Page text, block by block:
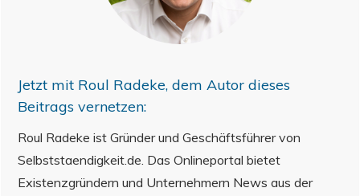
Jetzt mit Roul Radeke, dem Autor dieses
Beitrags vernetzen:
Roul Radeke ist Gründer und Geschäftsführer von
Selbststaendigkeit.de. Das Onlineportal bietet
Existenzgründern und Unternehmern News aus der